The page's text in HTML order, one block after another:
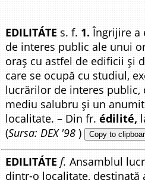
EDILITÁTE s. f. 1.Îngrijire a
de interes public ale unui
oraș cu astfel de edificii și
care se ocupă cu studiul,
lucrărilor de interes public,
mediu salubru și un
localitate. – Din fr.édilité,
(Sursa: DEX '98 ) Copy to
EDILITÁTE f. Ansamblul
dintr-o localitate,